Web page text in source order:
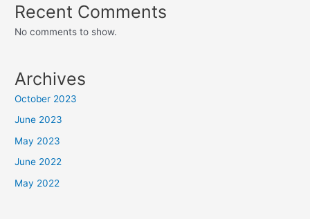
Recent Comments
No comments to show.
Archives
October 2023
June 2023
May 2023
June 2022
May 2022